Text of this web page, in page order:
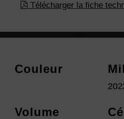
Télécharger la fiche
Couleur
Volume